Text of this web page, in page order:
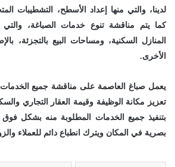
لدينا، والتي منها إعداد الأسطح، التشطيبات
كما يتم مناقشة تنوع خدمات الصباغة،
المنازل السكنية، ومساحات البيع بالتجزئة،
الأخرى.
يعمل صباغ العاصمة على مناقشة جميع
تعزيز مكانة الوظيفة وقيمة العقار التجاري
بتنفيذ جميع الخدمات المطلوبة منه بشكل فوق
بصرية في المكان ويترك انطباع دائم للعملاء